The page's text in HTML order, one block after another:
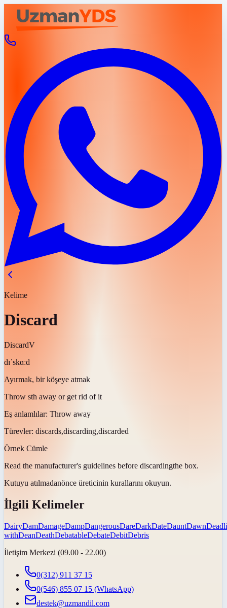
Kelime
Discard
DiscardV
dɪˈskɑːd
Ayırmak, bir köşeye atmak
Throw sth away or get rid of it
Eş anlamlılar: Throw away
Türevler: discards,discarding,discarded
Örnek Cümle
Read the manufacturer's guidelines before discardingthe box.
Kutuyu atılmadanönce üreticinin kurallarını okuyun.
İlgili Kelimeler
DairyDamDamageDampDangerousDareDarkDateDauntDawn
withDeanDeathDebatableDebateDebitDebris
İletişim Merkezi (09.00 - 22.00)
0(312) 911 37 15
0(546) 855 07 15 (WhatsApp)
destek@uzmandil.com